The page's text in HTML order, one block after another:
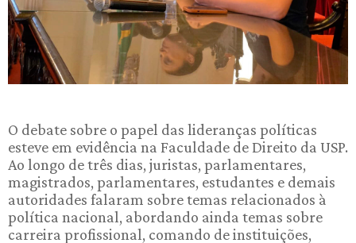
O debate sobre o papel das lideranças políticas
esteve em evidência na Faculdade de Direito da USP.
Ao longo de três dias, juristas, parlamentares,
magistrados, parlamentares, estudantes e demais
autoridades falaram sobre temas relacionados à
política nacional, abordando ainda temas sobre
carreira profissional, comando de instituições,